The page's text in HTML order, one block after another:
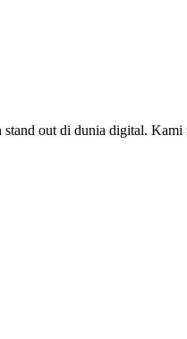
out di dunia digital.